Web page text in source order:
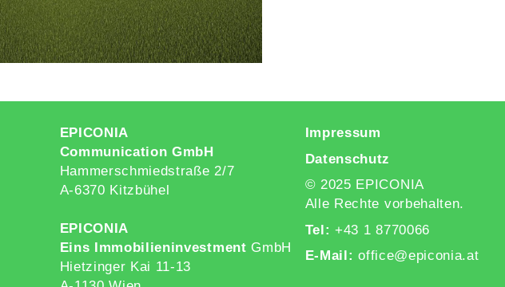
EPICONIA
Communication GmbH
Hammerschmiedstraße 2/7
A-6370 Kitzbühel
EPICONIA
Eins Immobilieninvestment GmbH
Hietzinger Kai 11-13
Impressum
Datenschutz
© 2025 EPICONIA
Alle Rechte vorbehalten.
Tel: +43 1 8770066
E-Mail: office@epiconia.at